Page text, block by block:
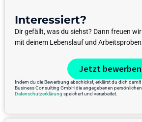
Interessiert?
Dir gefällt, was du siehst? Dann freuen
mit deinem Lebenslauf und
Jetzt bewerben
Indem du die Bewerbung abschickst, erklärst du dich damit
Business Consulting GmbH die angegebenen
Datenschutzerklärung speichert und verarbeitet.